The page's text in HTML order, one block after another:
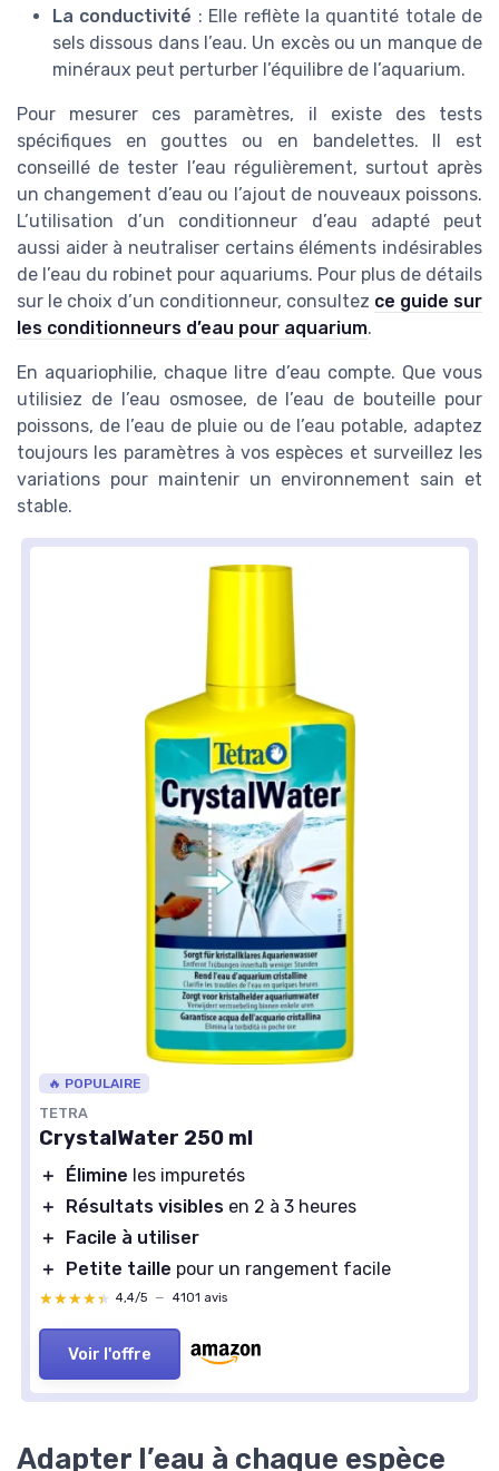
La conductivité : Elle reflète la quantité totale de
sels dissous dans l’eau. Un excès ou un manque de
minéraux peut perturber l’équilibre de l’aquarium.
Pour mesurer ces paramètres, il existe des tests
spécifiques en gouttes ou en bandelettes. Il est
conseillé de tester l’eau régulièrement, surtout après
un changement d’eau ou l’ajout de nouveaux poissons.
L’utilisation d’un conditionneur d’eau adapté peut
aussi aider à neutraliser certains éléments indésirables
de l’eau du robinet pour aquariums. Pour plus de détails
sur le choix d’un conditionneur, consultez ce guide sur
les conditionneurs d’eau pour aquarium.
En aquariophilie, chaque litre d’eau compte. Que vous
utilisiez de l’eau osmosee, de l’eau de bouteille pour
poissons, de l’eau de pluie ou de l’eau potable, adaptez
toujours les paramètres à vos espèces et surveillez les
variations pour maintenir un environnement sain et
stable.
🔥 POPULAIRE
TETRA
CrystalWater 250 ml
＋ Élimine les impuretés
＋
Résultats visibles en 2 à 3 heures
＋
Facile à utiliser
＋
Petite taille pour un rangement facile
★★★★★
★★★★★ 4,4/5 — 4101 avis
Voir l'offre
Adapter l’eau à chaque espèce